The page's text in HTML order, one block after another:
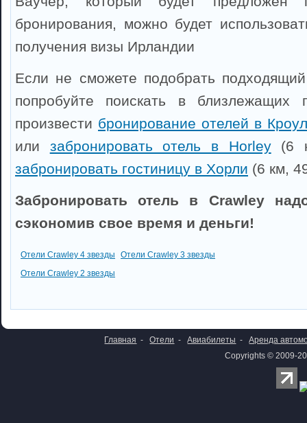
бронирования, можно будет
получения визы Ирландии
Если не сможете подобрать
попробуйте поискать в близлежащих
произвести бронирование отелей в
или забронировать отель в Horley(6
забронировать гостиницу в Хорли (6 км,
Забронировать отель в Crawley
сэкономив свое время и деньги!
Отели Crawley 4 звезды
Отели Crawley 3 звезды
Отели Crawley 2 звезды
Главная - Отели - Авиабилеты -
Аренда
Copyrights © 2009-